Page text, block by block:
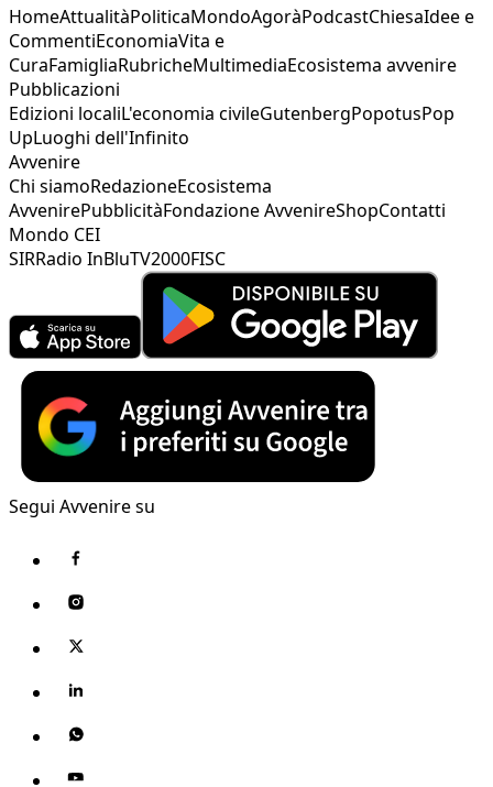
HomeAttualitàPoliticaMondoAgoràPodcastChiesaIdee e
CommentiEconomiaVita e
CuraFamigliaRubricheMultimediaEcosistema avvenire
Pubblicazioni
Edizioni localiL'economia civileGutenbergPopotusPop
UpLuoghi dell'Infinito
Avvenire
Chi siamoRedazioneEcosistema
AvvenirePubblicitàFondazione AvvenireShopContatti
Mondo CEI
SIRRadio InBluTV2000FISC
Segui Avvenire su